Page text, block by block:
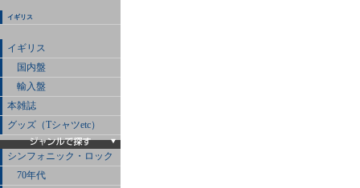
イギリス
イギリス
国内盤
輸入盤
本雑誌
グッズ（Tシャツetc）
シンフォニック・ロック
70年代